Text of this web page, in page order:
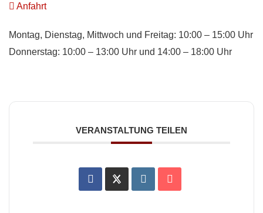
Anfahrt
Montag, Dienstag, Mittwoch und Freitag: 10:00 – 15:00 Uhr
Donnerstag: 10:00 – 13:00 Uhr und 14:00 – 18:00 Uhr
VERANSTALTUNG TEILEN